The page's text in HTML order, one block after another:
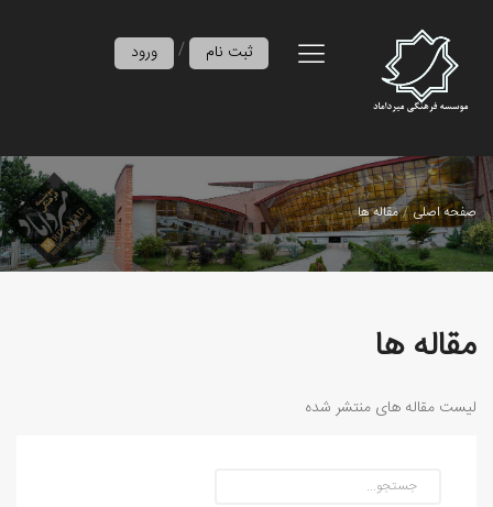
ورود / ثبت نام
صفحه اصلی مقاله ها
مقاله ها
لیست مقاله های منتشر شده